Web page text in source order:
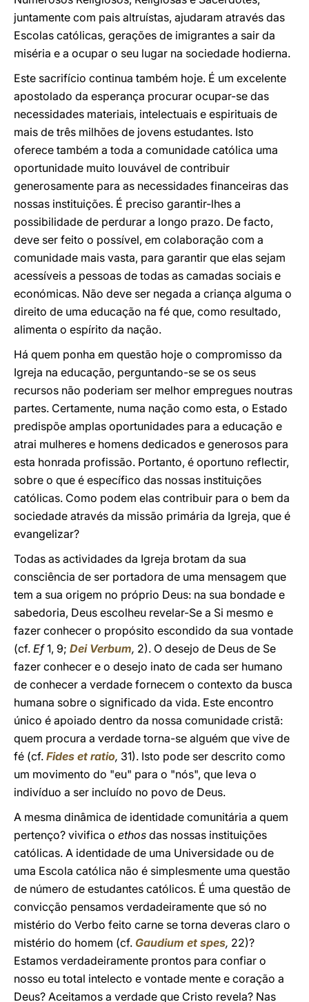
juntamente com pais altruístas, ajudaram através das
Escolas católicas, gerações de imigrantes a sair da
miséria e a ocupar o seu lugar na sociedade hodierna.
Este sacrifício continua também hoje. É um excelente
apostolado da esperança procurar ocupar-se das
necessidades materiais, intelectuais e espirituais de
mais de três milhões de jovens estudantes. Isto
oferece também a toda a comunidade católica uma
oportunidade muito louvável de contribuir
generosamente para as necessidades financeiras das
nossas instituições. É preciso garantir-lhes a
possibilidade de perdurar a longo prazo. De facto,
deve ser feito o possível, em colaboração com a
comunidade mais vasta, para garantir que elas sejam
acessíveis a pessoas de todas as camadas sociais e
económicas. Não deve ser negada a criança alguma o
direito de uma educação na fé que, como resultado,
alimenta o espírito da nação.
Há quem ponha em questão hoje o compromisso da
Igreja na educação, perguntando-se se os seus
recursos não poderiam ser melhor empregues noutras
partes. Certamente, numa nação como esta, o Estado
predispõe amplas oportunidades para a educação e
atrai mulheres e homens dedicados e generosos para
esta honrada profissão. Portanto, é oportuno reflectir,
sobre o que é específico das nossas instituições
católicas. Como podem elas contribuir para o bem da
sociedade através da missão primária da Igreja, que é
evangelizar?
Todas as actividades da Igreja brotam da sua
consciência de ser portadora de uma mensagem que
tem a sua origem no próprio Deus: na sua bondade e
sabedoria, Deus escolheu revelar-Se a Si mesmo e
fazer conhecer o propósito escondido da sua vontade
(cf. Ef1, 9; Dei Verbum, 2). O desejo de Deus de Se
fazer conhecer e o desejo inato de cada ser humano
de conhecer a verdade fornecem o contexto da busca
humana sobre o significado da vida. Este encontro
único é apoiado dentro da nossa comunidade cristã:
quem procura a verdade torna-se alguém que vive de
fé (cf. Fides et ratio, 31). Isto pode ser descrito como
um movimento do "eu" para o "nós", que leva o
indivíduo a ser incluído no povo de Deus.
A mesma dinâmica de identidade comunitária a quem
pertenço? vivifica o ethos das nossas instituições
católicas. A identidade de uma Universidade ou de
uma Escola católica não é simplesmente uma questão
de número de estudantes católicos. É uma questão de
convicção pensamos verdadeiramente que só no
mistério do Verbo feito carne se torna deveras claro o
mistério do homem (cf. Gaudium et spes, 22)?
Estamos verdadeiramente prontos para confiar o
nosso eu total intelecto e vontade mente e coração a
Deus? Aceitamos a verdade que Cristo revela? Nas